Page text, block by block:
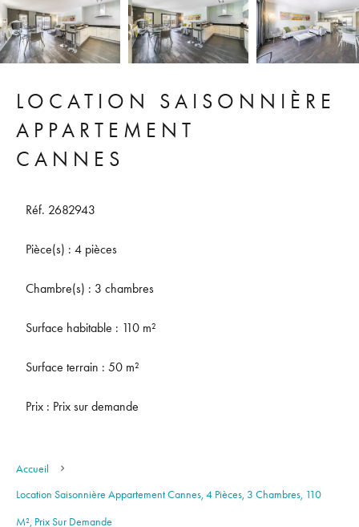
LOCATION SAISONNIÈRE
APPARTEMENT
CANNES
Réf. 2682943
Pièce(s) : 4 pièces
Chambre(s) : 3 chambres
Surface habitable : 110 m²
Surface terrain : 50 m²
Prix : Prix sur demande
Accueil
Location Saisonnière Appartement Cannes, 4 Pièces, 3 Chambres, 110
M², Prix Sur Demande